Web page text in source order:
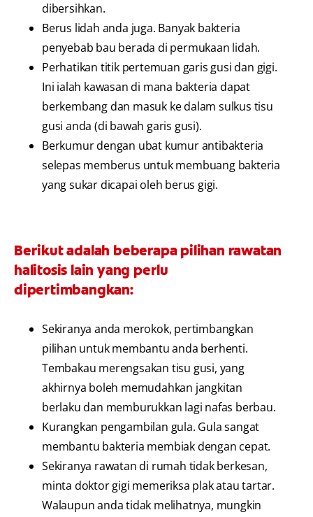
dibersihkan.
Berus lidah anda juga. Banyak bakteria
penyebab bau berada di permukaan lidah.
Perhatikan titik pertemuan garis gusi dan gigi.
Ini ialah kawasan di mana bakteria dapat
berkembang dan masuk ke dalam sulkus tisu
gusi anda (di bawah garis gusi).
Berkumur dengan ubat kumur antibakteria
selepas memberus untuk membuang bakteria
yang sukar dicapai oleh berus gigi.
Berikut adalah beberapa pilihan rawatan
halitosis lain yang perlu
dipertimbangkan:
Sekiranya anda merokok, pertimbangkan
pilihan untuk membantu anda berhenti.
Tembakau merengsakan tisu gusi, yang
akhirnya boleh memudahkan jangkitan
berlaku dan memburukkan lagi nafas berbau.
Kurangkan pengambilan gula. Gula sangat
membantu bakteria membiak dengan cepat.
Sekiranya rawatan di rumah tidak berkesan,
minta doktor gigi memeriksa plak atau tartar.
Walaupun anda tidak melihatnya, mungkin